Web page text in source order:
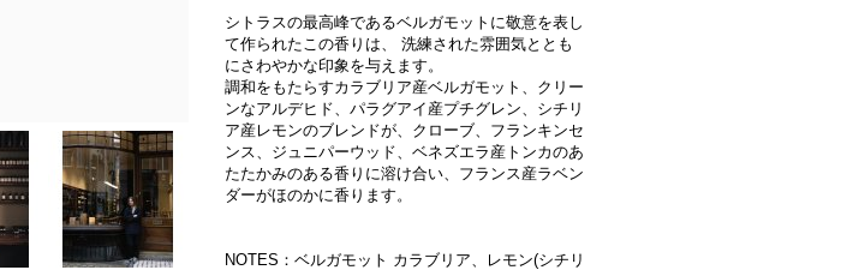
シトラスの最高峰であるベルガモットに敬意を表し
て作られたこの香りは、 洗練された雰囲気ととも
にさわやかな印象を与えます。
調和をもたらすカラブリア産ベルガモット、クリー
ンなアルデヒド、パラグアイ産プチグレン、シチリ
ア産レモンのブレンドが、クローブ、フランキンセ
ンス、ジュニパーウッド、ベネズエラ産トンカのあ
たたかみのある香りに溶け合い、フランス産ラベン
ダーがほのかに香ります。
NOTES：ベルガモット カラブリア、レモン(シチリ